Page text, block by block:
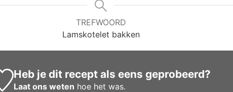
TREFWOORD
Lamskotelet bakken
Heb je dit recept als eens geprobeerd?
Laat ons weten hoe het was.